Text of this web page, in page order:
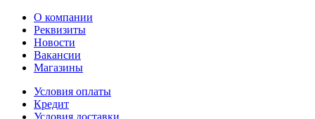
О компании
Реквизиты
Новости
Вакансии
Магазины
Условия оплаты
Кредит
Условия доставки